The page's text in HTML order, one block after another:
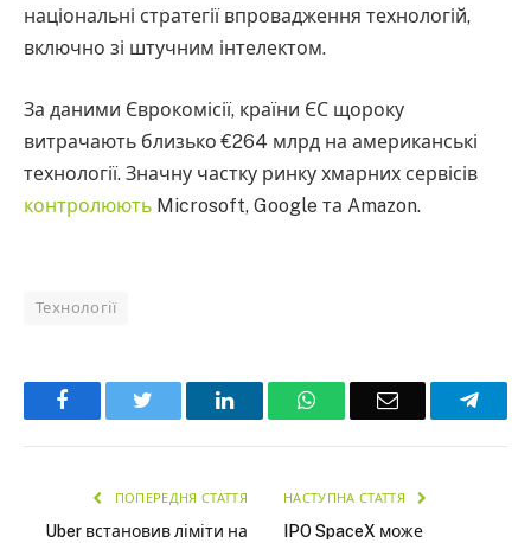
національні стратегії впровадження технологій,
включно зі штучним інтелектом.
За даними Єврокомісії, країни ЄС щороку
витрачають близько €264 млрд на американські
технології. Значну частку ринку хмарних сервісів
контролюють Microsoft, Google та Amazon.
Технології
Facebook LinkedInWhatsAppEmail
ПОПЕРЕДНЯ СТАТТЯ
Uber встановив ліміти на
НАСТУПНА СТАТТЯ
IPO SpaceX може